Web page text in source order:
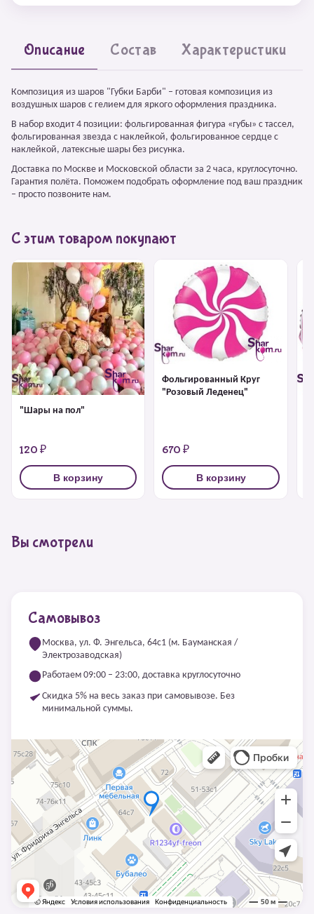
Описание Состав Характеристики
Композиция из шаров "Губки Барби" – готовая композиция из
воздушных шаров с гелием для яркого оформления праздника.
В набор входит 4 позиции: фольгированная фигура «губы» с тассел,
фольгированная звезда с наклейкой, фольгированное сердце с
наклейкой, латексные шары без рисунка.
Доставка по Москве и Московской области за 2 часа, круглосуточно.
Гарантия полёта. Поможем подобрать оформление под ваш праздник
– просто позвоните нам.
С этим товаром покупают
"Шары на пол"
120 ₽
В корзину
Фольгированный Круг
"Розовый Леденец"
670 ₽
В корзину
Вы смотрели
Самовывоз
Москва, ул. Ф. Энгельса, 64с1 (м. Бауманская /
Электрозаводская)
Работаем 09:00 – 23:00, доставка круглосуточно
Скидка 5% на весь заказ при самовывозе. Без
минимальной суммы.